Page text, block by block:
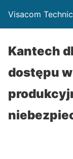
Visacom Technic
Kantech
dostępu w